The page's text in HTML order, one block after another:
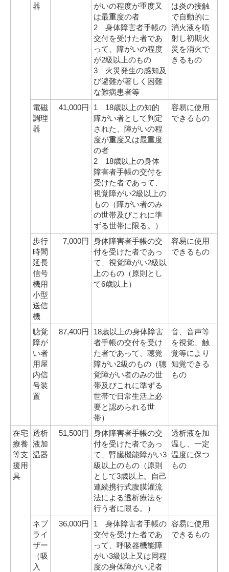
器
がいの程度が重度又
は最重度の者
2 身体障害者手帳の
交付を受けた者であ
って、障がいの程度
が2級以上のもの
3 火災発生の感知及
び避難が著しく困難
な難病患者等
は炎の接触
で自動的に
消火液を噴
射し初期火
災を消火で
きるもの
電磁
調理
器
41,000円
1 18歳以上の知的
障がい者として判定
された、障がいの程
度が重度又は最重度
の者
2 18歳以上の身体
障害者手帳の交付を
受けた者であって、
視覚障がい2級以上の
もの（障がい者のみ
の世帯及びこれに準
ずる世帯に限る。）
容易に使用
できるもの
歩行
時間
延長
信号
機用
小型
送信
機
7,000円 身体障害者手帳の交
付を受けた者であっ
て、視覚障がい2級以
上のもの（原則とし
て6歳以上）
容易に使用
できるもの
聴覚
障が
い者
用屋
内信
号装
置
87,400円
18歳以上の身体障害
者手帳の交付を受け
た者であって、聴覚
障がい2級のもの（聴
覚障がい者のみの世
帯及びこれに準ずる
世帯で日常生活上必
要と認められる世
帯）
音、音声等
を視覚、触
覚等により
知覚できる
もの
在宅
療養
等支
援用
具
透析
液加
温器
51,500円 身体障害者手帳の交
付を受けた者であっ
て、腎臓機能障がい3
級以上のもの（原則
として3歳以上。自己
連続携行式腹膜灌流
法による透析療法を
行う者に限る。）
透析液を加
温し、一定
温度に保つ
もの
ネブ
ライ
ザー
（吸
入
36,000円
1 身体障害者手帳の
交付を受けた者であ
って、呼吸器機能障
がい3級以上又は同程
度の身体障がい児者
容易に使用
できるもの